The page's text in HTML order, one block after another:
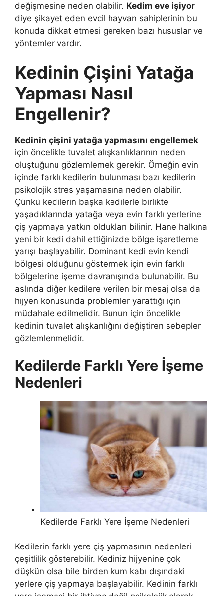
değişmesine neden olabilir. Kedim eve işiyor
diye şikayet eden evcil hayvan sahiplerinin bu
konuda dikkat etmesi gereken bazı hususlar ve
yöntemler vardır.
Kedinin Çişini Yatağa
Yapması Nasıl
Engellenir?
Kedinin çişini yatağa yapmasını engellemek
için öncelikle tuvalet alışkanlıklarının neden
oluştuğunu gözlemlemek gerekir. Örneğin evin
içinde farklı kedilerin bulunması bazı kedilerin
psikolojik stres yaşamasına neden olabilir.
Çünkü kedilerin başka kedilerle birlikte
yaşadıklarında yatağa veya evin farklı yerlerine
çiş yapmaya yatkın oldukları bilinir. Hane halkına
yeni bir kedi dahil ettiğinizde bölge işaretleme
yarışı başlayabilir. Dominant kedi evin kendi
bölgesi olduğunu göstermek için evin farklı
bölgelerine işeme davranışında bulunabilir. Bu
aslında diğer kedilere verilen bir mesaj olsa da
hijyen konusunda problemler yarattığı için
müdahale edilmelidir. Bunun için öncelikle
kedinin tuvalet alışkanlığını değiştiren sebepler
gözlemlenmelidir.
Kedilerde Farklı Yere İşeme
Nedenleri
Kedilerde Farklı Yere İşeme Nedenleri
Kedilerin farklı yere çiş yapmasının nedenleri
çeşitlilik gösterebilir. Kediniz hijyenine çok
düşkün olsa bile birden kum kabı dışındaki
yerlere çiş yapmaya başlayabilir. Kedinin farklı